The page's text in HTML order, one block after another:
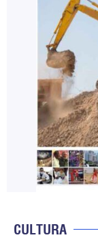
CULTURA